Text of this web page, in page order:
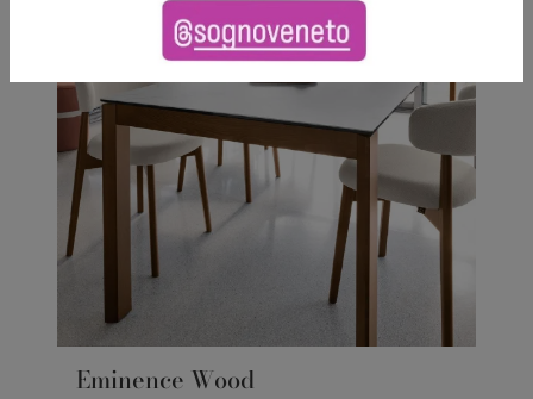
Eminence Wood